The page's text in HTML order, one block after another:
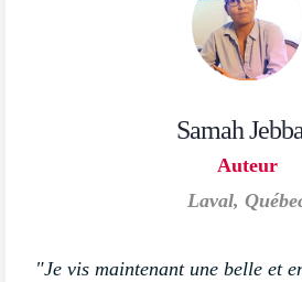
Samah
Auteur
Laval,
"Je vis maintenant une belle et